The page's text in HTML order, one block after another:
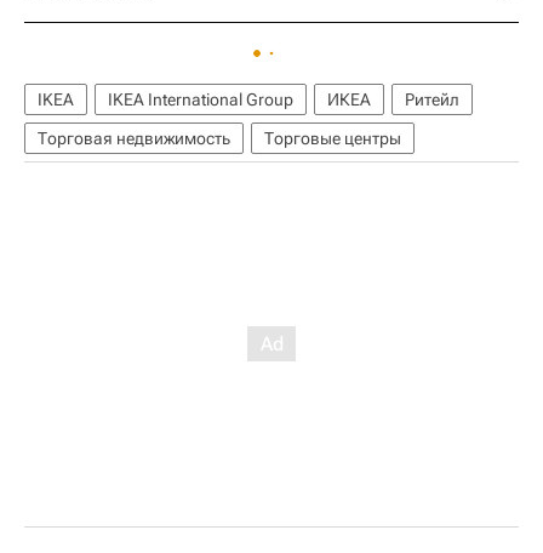
IKEA IKEA International Group ИКЕА
Ритейл
Торговая недвижимость
Торговые центры